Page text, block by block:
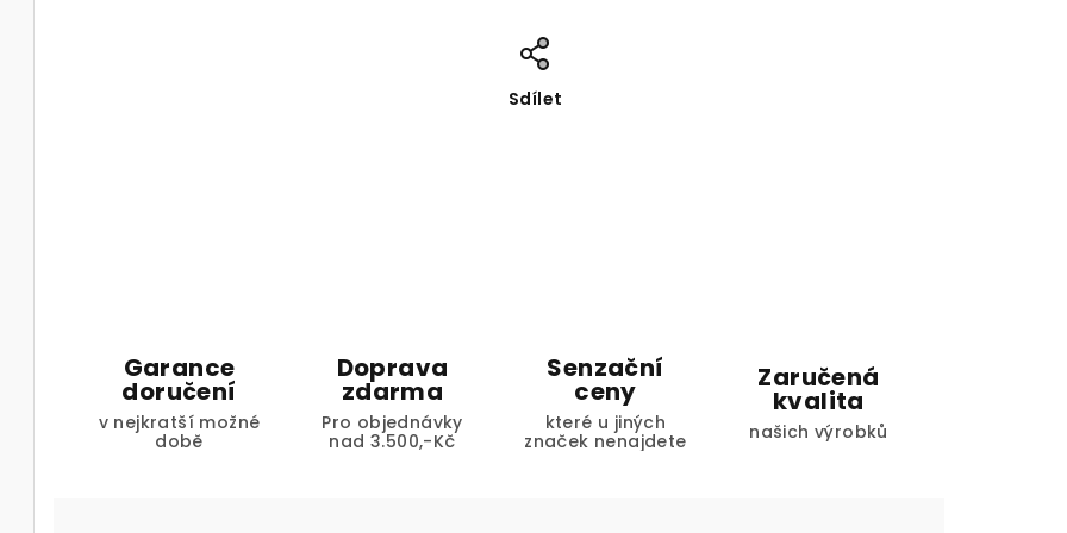
Sdílet
Garance
doručení
v nejkratší možné
době
Doprava
zdarma
Pro objednávky
nad 3.500,-Kč
Senzační
ceny
které u jiných
značek nenajdete
Zaručená
kvalita
našich výrobků